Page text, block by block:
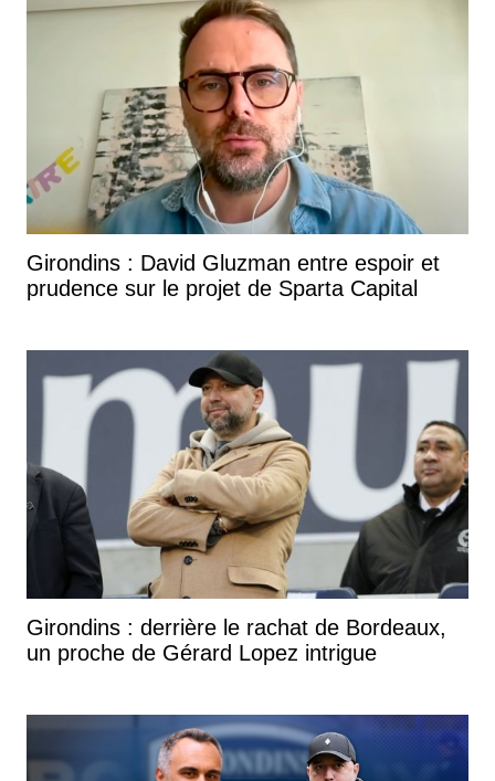
Girondins : David Gluzman entre espoir et
prudence sur le projet de Sparta Capital
Girondins : derrière le rachat de Bordeaux,
un proche de Gérard Lopez intrigue